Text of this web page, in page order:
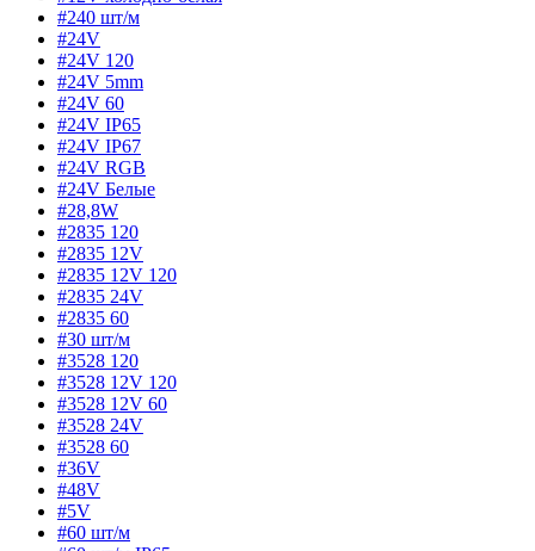
#240 шт/м
#24V
#24V 120
#24V 5mm
#24V 60
#24V IP65
#24V IP67
#24V RGB
#24V Белые
#28,8W
#2835 120
#2835 12V
#2835 12V 120
#2835 24V
#2835 60
#30 шт/м
#3528 120
#3528 12V 120
#3528 12V 60
#3528 24V
#3528 60
#36V
#48V
#5V
#60 шт/м